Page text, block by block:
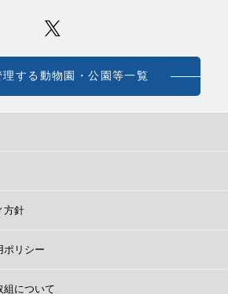
理する動物園・公園等一覧
方針
ポリシー
組について